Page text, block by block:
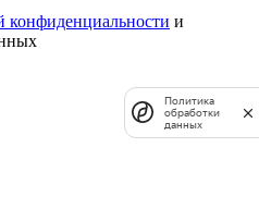
конфиденциальности и
Политика
обработки
данных